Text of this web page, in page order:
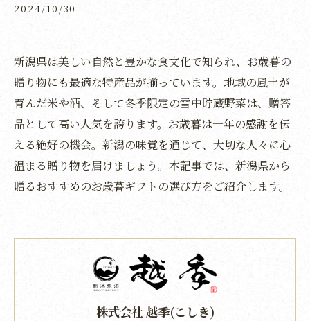
2024/10/30
新潟県は美しい自然と豊かな食文化で知られ、お歳暮の
贈り物にも最適な特産品が揃っています。地域の風土が
育んだ米や酒、そして冬季限定の雪中貯蔵野菜は、贈答
品として高い人気を誇ります。お歳暮は一年の感謝を伝
える絶好の機会。新潟の味覚を通じて、大切な人々に心
温まる贈り物を届けましょう。本記事では、新潟県から
贈るおすすめのお歳暮ギフトの選び方をご紹介します。
株式会社 越季(こしき)